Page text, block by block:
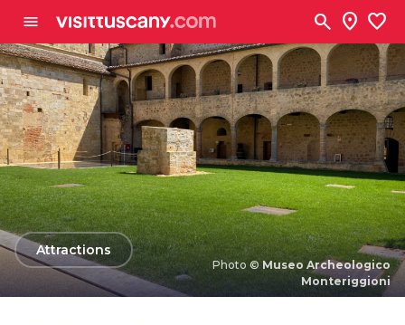
menu search location_on favorite
Photo © Museo Archeologico
Monteriggioni
arrow_backAttractions